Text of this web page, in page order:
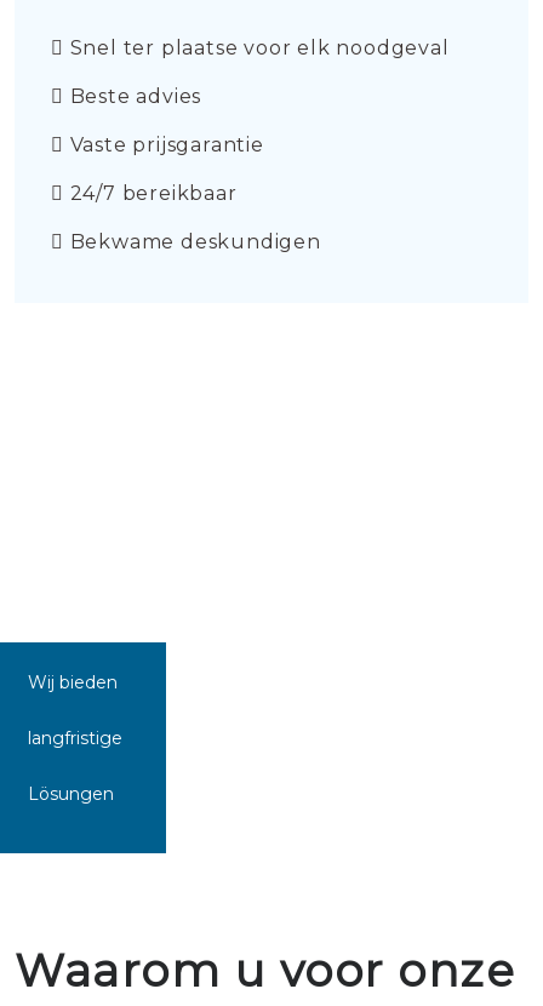
Snel ter plaatse voor elk noodgeval
Beste advies
Vaste prijsgarantie
24/7 bereikbaar
Bekwame deskundigen
Wij bieden
langfristige
Lösungen
Waarom u voor onze